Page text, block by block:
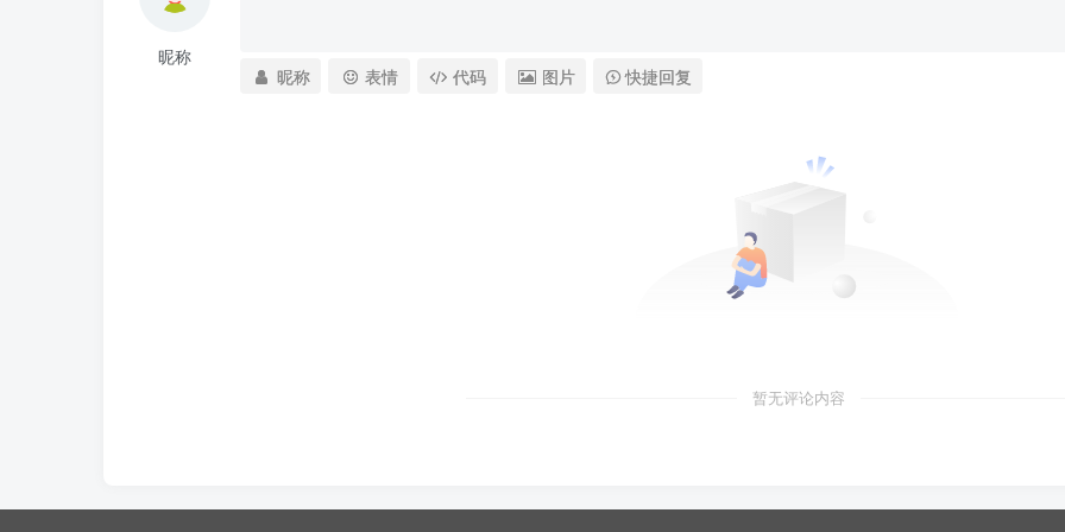
昵称
昵称
表情 代码 图片 快捷回复
暂无评论内容